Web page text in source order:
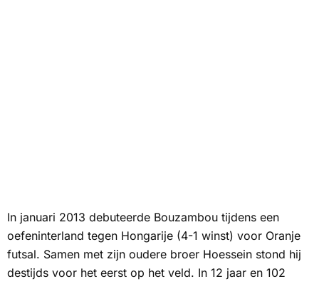
In januari 2013 debuteerde Bouzambou tijdens een
oefeninterland tegen Hongarije (4-1 winst) voor Oranje
futsal. Samen met zijn oudere broer Hoessein stond hij
destijds voor het eerst op het veld. In 12 jaar en 102